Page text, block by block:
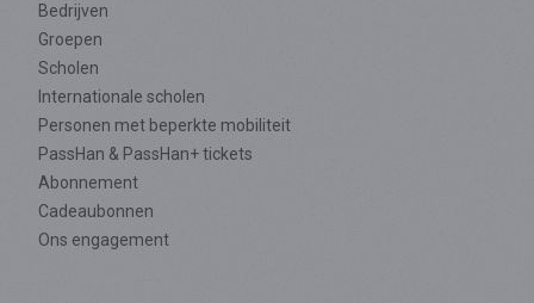
Bedrijven
Groepen
Scholen
Internationale scholen
Personen met beperkte mobiliteit
PassHan & PassHan+ tickets
Abonnement
Cadeaubonnen
Ons engagement